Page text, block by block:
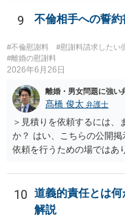
9 不倫相手への誓約
#不倫慰謝料 #慰謝料請求したい
#離婚の慰謝料
2026年6月26日
離婚・男女問題に強い
髙橋 俊太 弁護士
＞見積りを依頼するには、
か？ はい、こちらの公開
依頼を行うための場ではあ
わせをしていただく必要が
10
道義的責任とは
解説